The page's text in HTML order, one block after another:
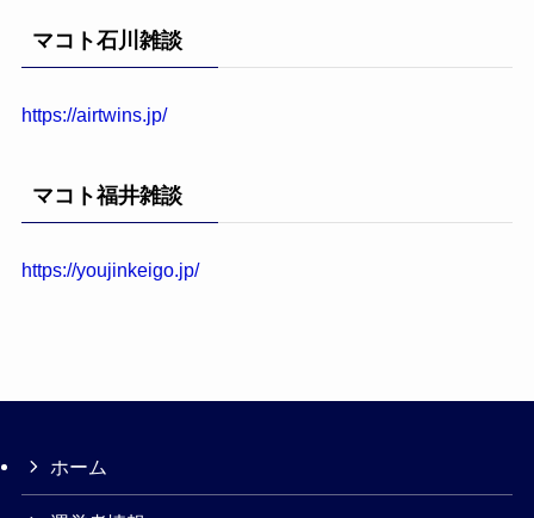
マコト石川雑談
https://airtwins.jp/
マコト福井雑談
https://youjinkeigo.jp/
ホーム